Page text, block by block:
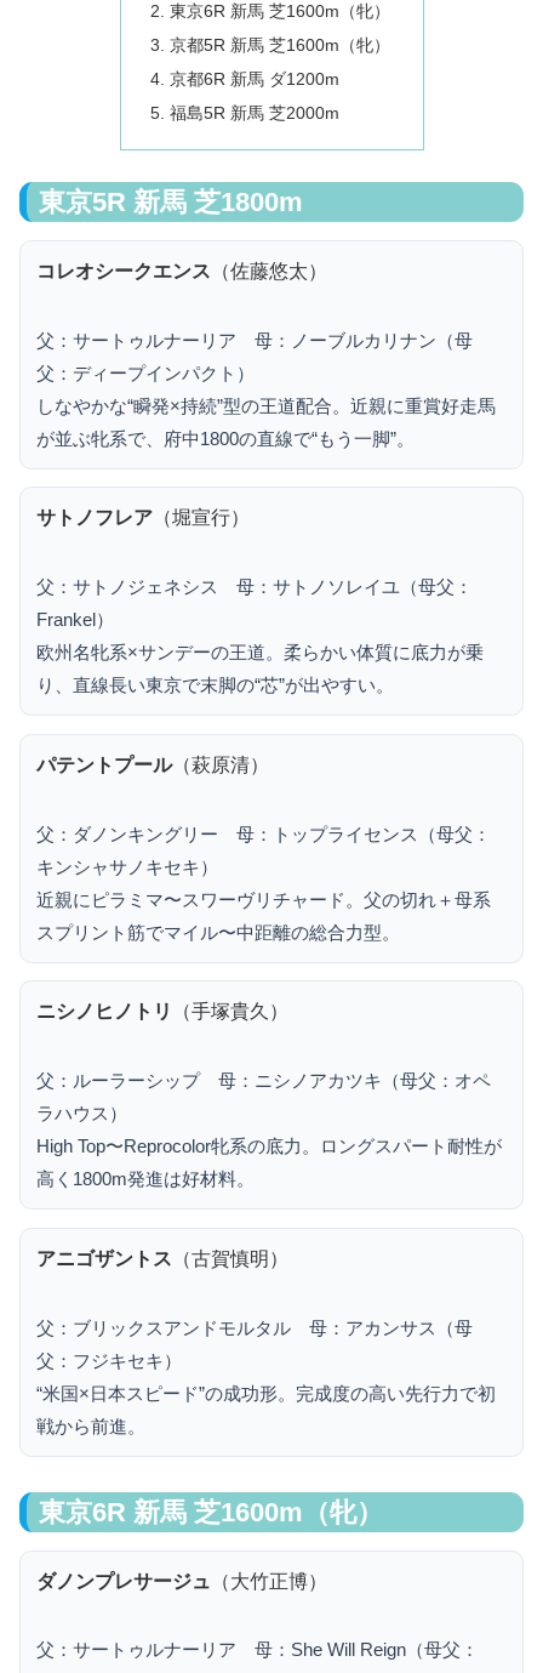
東京6R 新馬 芝1600m（牝）
京都5R 新馬 芝1600m（牝）
京都6R 新馬 ダ1200m
福島5R 新馬 芝2000m
東京5R 新馬 芝1800m
コレオシークエンス （佐藤悠太）
父：サートゥルナーリア 母：ノーブルカリナン（母
父：ディープインパクト）
しなやかな“瞬発×持続”型の王道配合。近親に重賞好走馬
が並ぶ牝系で、府中1800の直線で“もう一脚”。
サトノフレア（堀宣行）
父：サトノジェネシス 母：サトノソレイユ（母父：
Frankel）
欧州名牝系×サンデーの王道。柔らかい体質に底力が乗
り、直線長い東京で末脚の“芯”が出やすい。
パテントプール（萩原清）
父：ダノンキングリー 母：トップライセンス（母父：
キンシャサノキセキ）
近親にピラミマ〜スワーヴリチャード。父の切れ＋母系
スプリント筋でマイル〜中距離の総合力型。
ニシノヒノトリ （手塚貴久）
父：ルーラーシップ 母：ニシノアカツキ（母父：オペ
ラハウス）
High Top〜Reprocolor牝系の底力。ロングスパート耐性が
高く1800m発進は好材料。
アニゴザントス （古賀慎明）
父：ブリックスアンドモルタル 母：アカンサス（母
父：フジキセキ）
“米国×日本スピード”の成功形。完成度の高い先行力で初
戦から前進。
東京6R 新馬 芝1600m（牝）
ダノンプレサージュ （大竹正博）
父：サートゥルナーリア 母：She Will Reign（母父：